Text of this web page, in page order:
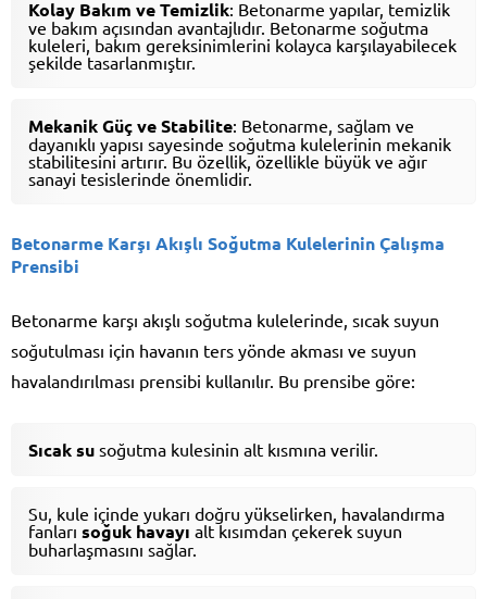
Kolay Bakım ve Temizlik: Betonarme yapılar, temizlik
ve bakım açısından avantajlıdır. Betonarme soğutma
kuleleri, bakım gereksinimlerini kolayca karşılayabilecek
şekilde tasarlanmıştır.
Mekanik Güç ve Stabilite: Betonarme, sağlam ve
dayanıklı yapısı sayesinde soğutma kulelerinin mekanik
stabilitesini artırır. Bu özellik, özellikle büyük ve ağır
sanayi tesislerinde önemlidir.
Betonarme Karşı Akışlı Soğutma Kulelerinin Çalışma
Prensibi
Betonarme karşı akışlı soğutma kulelerinde, sıcak suyun
soğutulması için havanın ters yönde akması ve suyun
havalandırılması prensibi kullanılır. Bu prensibe göre:
Sıcak su soğutma kulesinin alt kısmına verilir.
Su, kule içinde yukarı doğru yükselirken, havalandırma
fanları soğuk havayı alt kısımdan çekerek suyun
buharlaşmasını sağlar.